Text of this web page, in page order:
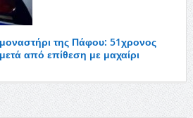
της Πάφου: 51χρονος
από επίθεση με μαχαίρι